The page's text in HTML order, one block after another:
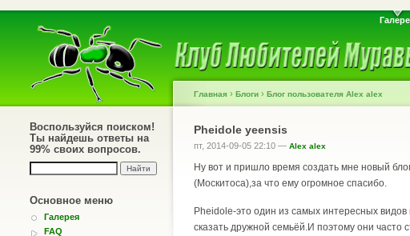
Воспользуйся поиском!
Ты найдешь ответы на
99% своих вопросов.
Основное меню
Галерея
FAQ
Главная › Блоги › Блог пользователя Alex alex
Pheidole yeensis
пт, 2014-09-05 22:10 — Alex alex
Ну вот и пришло время создать мне новый
(Москитоса),за что ему огромное спасибо.
Pheidole-это один из самых интересных видов
сказать дружной семьёй.И поэтому они часто